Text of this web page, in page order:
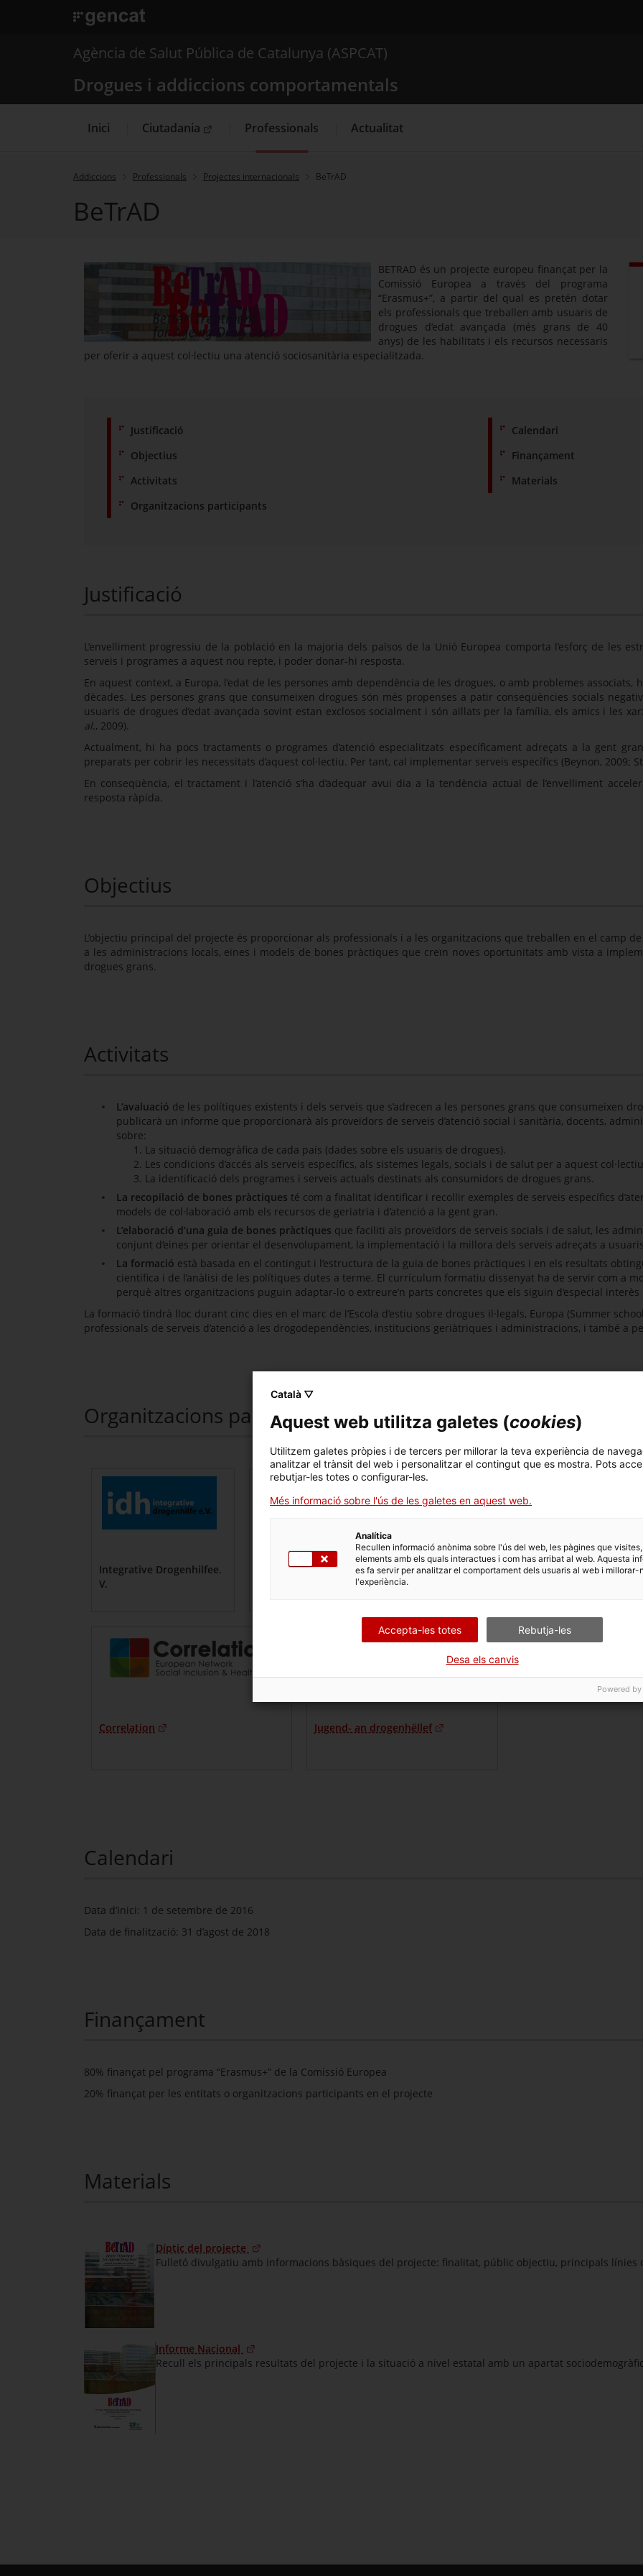
. Obre en una nova finestra.
Agència de Salut Pública de Catalunya (ASPCAT)
Drogues i addiccions comportamentals
Inici Ciutadania
. Obre en una nova finestra.
Professionals Actualitat
. Obre en una nova finestra.
Addiccions Professionals Projectes internacionals BeTrAD
BeTrAD
BETRAD és un projecte europeu finançat per la
Comissió Europea a través del programa
“Erasmus+”, a partir del qual es pretén dotar
els professionals que treballen amb usuaris de
drogues d’edat avançada (més grans de 40
anys) de les habilitats i els recursos necessaris
per oferir a aquest col·lectiu una atenció sociosanitària especialitzada.
Justificació
Objectius
Activitats
Organitzacions participants
Calendari
Finançament
Materials
Justificació
L’envelliment progressiu de la població en la majoria dels països de la Unió Europea comporta l’esforç de les
serveis i programes a aquest nou repte, i poder donar-hi resposta.
En aquest context, a Europa, l’edat de les persones amb dependència de les drogues, o amb problemes
dècades. Les persones grans que consumeixen drogues són més propenses a patir conseqüències socials
usuaris de drogues d’edat avançada sovint estan exclosos socialment i són aïllats per la família, els amics i les
al., 2009).
Actualment, hi ha pocs tractaments o programes d’atenció especialitzats específicament adreçats a la gent
preparats per cobrir les necessitats d’aquest col·lectiu. Per tant, cal implementar serveis específics (Beynon, 2009;
En conseqüència, el tractament i l’atenció s’ha d’adequar avui dia a la tendència actual de l’envelliment
resposta ràpida.
Objectius
L’objectiu principal del projecte és proporcionar als professionals i a les organitzacions que treballen en el camp
a les administracions locals, eines i models de bones pràctiques que creïn noves oportunitats amb vista a
drogues grans.
Activitats
L’avaluació de les polítiques existents i dels serveis que s’adrecen a les persones grans que consumeixen
publicarà un informe que proporcionarà als proveïdors de serveis d’atenció social i sanitària, docents,
sobre:
La situació demogràfica de cada país (dades sobre els usuaris de drogues).
Les condicions d’accés als serveis específics, als sistemes legals, socials i de salut per a aquest
La identificació dels programes i serveis actuals destinats als consumidors de drogues grans.
La recopilació de bones pràctiques té com a finalitat identificar i recollir exemples de serveis específics
models de col·laboració amb els recursos de geriatria i d’atenció a la gent gran.
L’elaboració d’una guia de bones pràctiques que faciliti als proveïdors de serveis socials i de salut, les
conjunt d’eines per orientar el desenvolupament, la implementació i la millora dels serveis adreçats a
La formació està basada en el contingut i l’estructura de la guia de bones pràctiques i en els resultats
científica i de l’anàlisi de les polítiques dutes a terme. El currículum formatiu dissenyat ha de servir com a
perquè altres organitzacions puguin adaptar-lo o extreure’n parts concretes que els siguin d’especial
La formació tindrà lloc durant cinc dies en el marc de l’Escola d’estiu sobre drogues il·legals, Europa (Summer
professionals de serveis d’atenció a les drogodependències, institucions geriàtriques i administracions, i també a
Organitzacions participants
Integrative Drogenhilfee.
V.
SANANIM
Fundació Salut i
De
Correlation Jugend- an drogenhëllef
Calendari
Data d’inici: 1 de setembre de 2016
Data de finalització: 31 d’agost de 2018
Finançament
80% finançat pel programa “Erasmus+” de la Comissió Europea
20% finançat per les entitats o organitzacions participants en el projecte
Materials
Díptic del projecte
Fulletó divulgatiu amb informacions bàsiques del projecte: finalitat, públic objectiu, principals línies
Informe Nacional
Recull els principals resultats del projecte i la situació a nivel estatal amb un apartat
Català ▽
Aquest web utilitza galetes (cookies)
Utilitzem galetes pròpies i de tercers per millorar la teva experiència de
analitzar el trànsit del web i personalitzar el contingut que es mostra. Pots
rebutjar-les totes o configurar-les.
Més informació sobre l'ús de les galetes en aquest web.
Analítica
Recullen informació anònima sobre l'ús del web, les pàgines que
elements amb els quals interactues i com has arribat al web. Aquesta
es fa servir per analitzar el comportament dels usuaris al web i millorar-
l'experiència.
Accepta-les totes Rebutja-les
Desa els canvis
Powered by